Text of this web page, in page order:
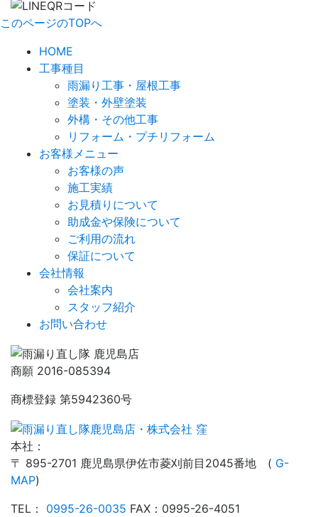
このページのTOPへ
HOME
工事種目
雨漏り工事・屋根工事
塗装・外壁塗装
外構・その他工事
リフォーム・プチリフォーム
お客様メニュー
お客様の声
施工実績
お見積りについて
助成金や保険について
ご利用の流れ
保証について
会社情報
会社案内
スタッフ紹介
お問い合わせ
商願 2016-085394
商標登録 第5942360号
本社：
〒 895-2701 鹿児島県伊佐市菱刈前目2045番地 ( G-
MAP)
TEL： 0995-26-0035 FAX：0995-26-4051